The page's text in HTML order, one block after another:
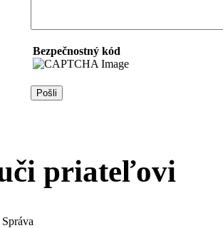
Bezpečnostný kód
priateľovi
Správa